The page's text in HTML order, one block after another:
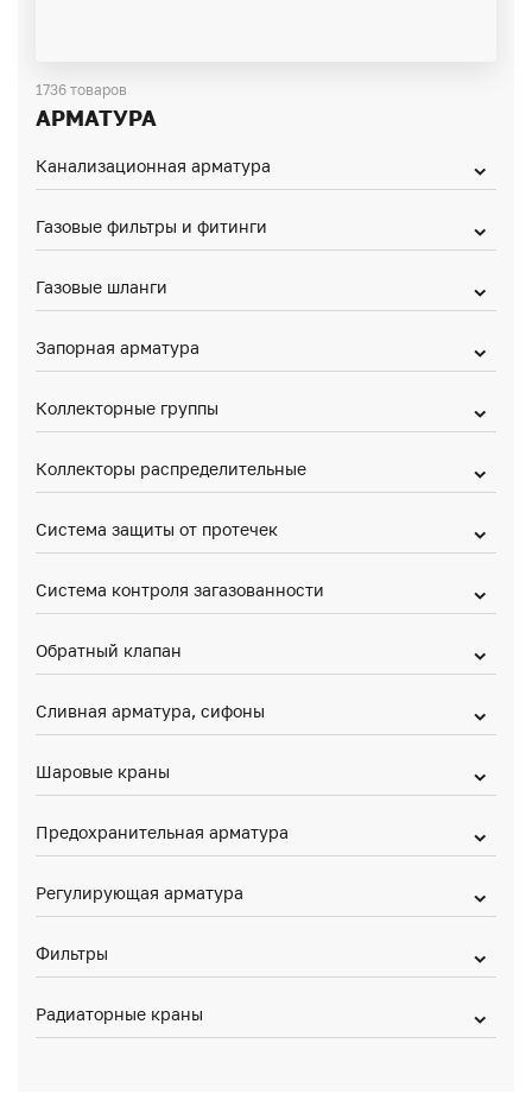
1736 товаров
АРМАТУРА
Канализационная арматура
Газовые фильтры и фитинги
Газовые шланги
Запорная арматура
Коллекторные группы
Коллекторы распределительные
Система защиты от протечек
Система контроля загазованности
Обратный клапан
Сливная арматура, сифоны
Шаровые краны
Предохранительная арматура
Регулирующая арматура
Фильтры
Радиаторные краны